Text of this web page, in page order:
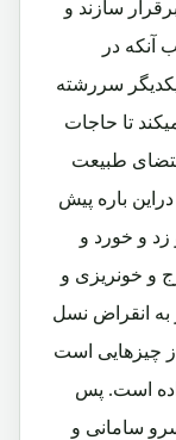
سازند و
آنکه در
سررشته
تا حاجات
طبیعت
باره پیش
و خورد و
و خونریزی و
به انقراض نسل
چیزهایی است
است. پس
سامانی و